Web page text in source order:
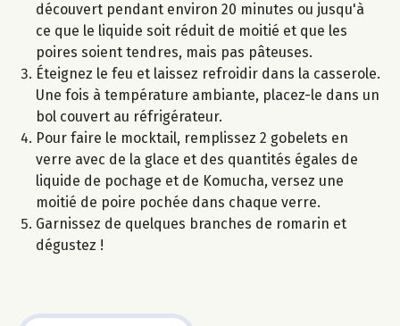
découvert pendant environ 20 minutes ou jusqu'à
ce que le liquide soit réduit de moitié et que les
poires soient tendres, mais pas pâteuses.
Éteignez le feu et laissez refroidir dans la casserole.
Une fois à température ambiante, placez-le dans un
bol couvert au réfrigérateur.​
Pour faire le mocktail, remplissez 2 gobelets en
verre avec de la glace et des quantités égales de
liquide de pochage et de Komucha, versez une
moitié de poire pochée dans chaque verre.
Garnissez de quelques branches de romarin et
dégustez !​